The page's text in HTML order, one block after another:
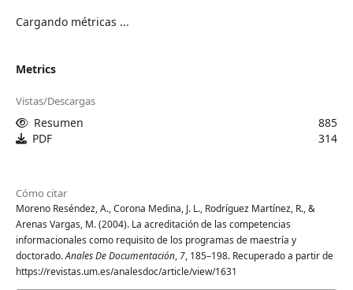
Cargando métricas ...
Metrics
Vistas/Descargas
Resumen
885
PDF
314
Cómo citar
Moreno Reséndez, A., Corona Medina, J. L., Rodríguez Martínez, R., &
Arenas Vargas, M. (2004). La acreditación de las competencias
informacionales como requisito de los programas de maestría y
doctorado.Anales De Documentación, 7, 185–198. Recuperado a partir de
https://revistas.um.es/analesdoc/article/view/1631